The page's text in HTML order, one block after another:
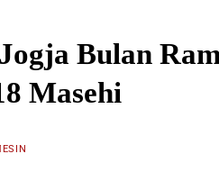
Bulan
Masehi